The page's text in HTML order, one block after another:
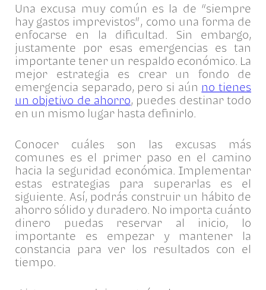
Una excusa muy común es la de “siempre
hay gastos imprevistos”, como una forma de
enfocarse en la dificultad. Sin embargo,
justamente por esas emergencias es tan
importante tener un respaldo económico. La
mejor estrategia es crear un fondo de
emergencia separado, pero si aún no tienes
un objetivo de ahorro, puedes destinar todo
en un mismo lugar hasta definirlo.
Conocer cuáles son las excusas más
comunes es el primer paso en el camino
hacia la seguridad económica. Implementar
estas estrategias para superarlas es el
siguiente. Así, podrás construir un hábito de
ahorro sólido y duradero. No importa cuánto
dinero puedas reservar al inicio, lo
importante es empezar y mantener la
constancia para ver los resultados con el
tiempo.